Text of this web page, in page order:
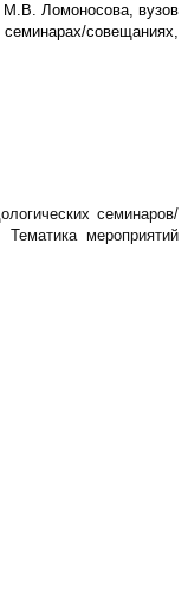
Ломоносова, вузов
совещаниях,
семинаров/
мероприятий